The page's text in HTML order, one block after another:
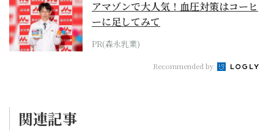
アマゾンで大人気！血圧対策はコーヒ
ーに足してみて
PR(森永乳業)
Recommended by
関連記事